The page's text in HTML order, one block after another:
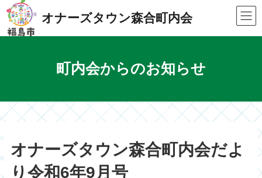
Skip
to
the
content
Skip
to
the
Navigation
オナーズタウン森合町内会
町内会からのお知らせ
オナーズタウン森合町内会だよ
り令和6年9月号